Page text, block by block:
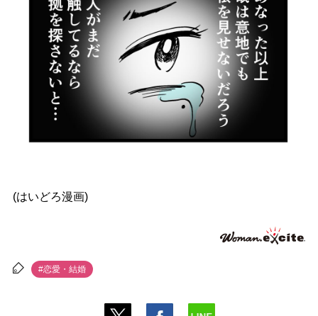
(はいどろ漫画)
#恋愛・結婚